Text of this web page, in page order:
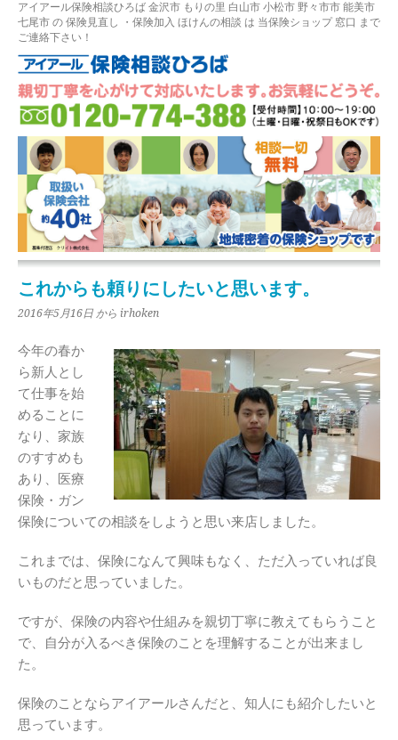
アイアール保険相談ひろば 金沢市 もりの里 白山市 小松市 野々市市 能美市
七尾市 の 保険見直し ・保険加入 ほけんの相談 は 当保険ショップ 窓口 まで
ご連絡下さい！
これからも頼りにしたいと思います。
2016年5月16日 から irhoken
今年の春か
ら新人とし
て仕事を始
めることに
なり、家族
のすすめも
あり、医療
保険・ガン
保険についての相談をしようと思い来店しました。
これまでは、保険になんて興味もなく、ただ入っていれば良
いものだと思っていました。
ですが、保険の内容や仕組みを親切丁寧に教えてもらうこと
で、自分が入るべき保険のことを理解することが出来まし
た。
保険のことならアイアールさんだと、知人にも紹介したいと
思っています。